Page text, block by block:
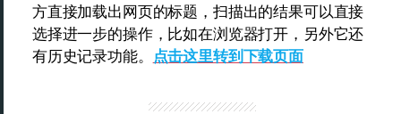
方直接加载出网页的标题，扫描出的结果可以直接
选择进一步的操作，比如在浏览器打开，另外它还
有历史记录功能。
点击这里转到下载页面